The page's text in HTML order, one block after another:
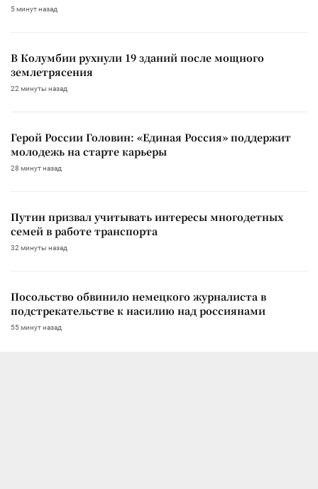
5 минут назад
В Колумбии рухнули 19 зданий после мощного
землетрясения
22 минуты назад
Герой России Головин: «Единая Россия» поддержит
молодежь на старте карьеры
28 минут назад
Путин призвал учитывать интересы многодетных
семей в работе транспорта
32 минуты назад
Посольство обвинило немецкого журналиста в
подстрекательстве к насилию над россиянами
55 минут назад